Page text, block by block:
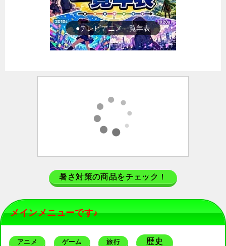
●ゲーム一覧年表
暑さ対策の商品をチェック！
メインメニューです♪
アニメ ゲーム 旅行 歴史